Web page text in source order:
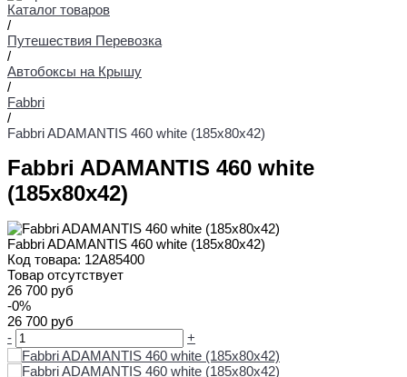
Каталог товаров
/
Путешествия Перевозка
/
Автобоксы на Крышу
/
Fabbri
/
Fabbri ADAMANTIS 460 white (185x80x42)
Fabbri ADAMANTIS 460 white
(185x80x42)
Fabbri ADAMANTIS 460 white (185x80x42)
Код товара: 12A85400
Товар отсутствует
26 700 руб
-0%
26 700 руб
-
+